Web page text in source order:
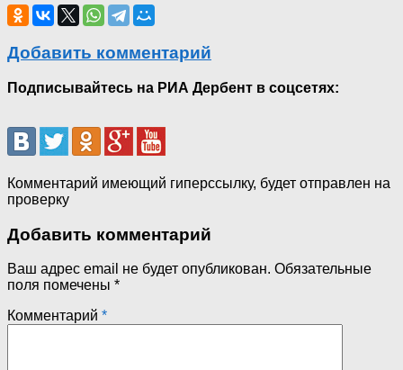
Добавить комментарий
Подписывайтесь на РИА Дербент в соцсетях:
Комментарий имеющий гиперссылку, будет отправлен на
проверку
Добавить комментарий
Ваш адрес email не будет опубликован. Обязательные
поля помечены *
Комментарий *